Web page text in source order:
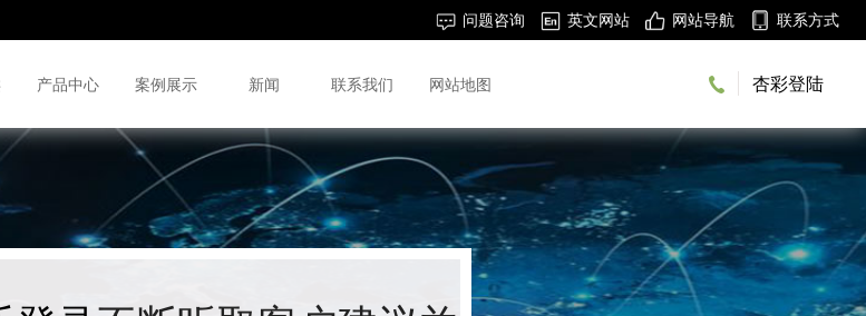
问题咨询 英文网站 网站导航 联系方式
产品中心 案例展示 新闻 联系我们 网站地图 杏彩登陆